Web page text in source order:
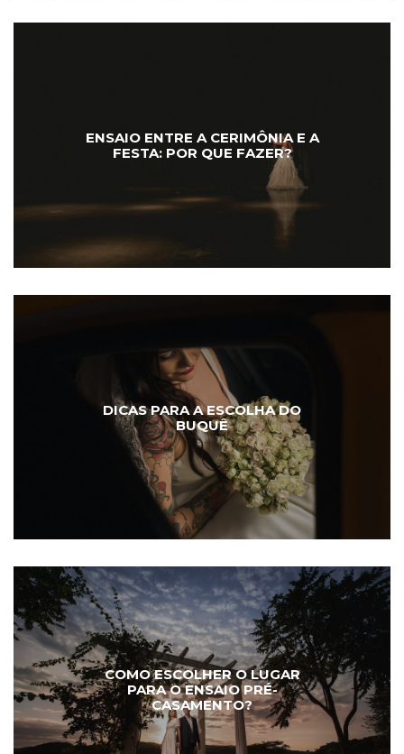
ENSAIO ENTRE A CERIMÔNIA E A
FESTA: POR QUE FAZER?
DICAS PARA A ESCOLHA DO
BUQUÊ
COMO ESCOLHER O LUGAR
PARA O ENSAIO PRÉ-
CASAMENTO?